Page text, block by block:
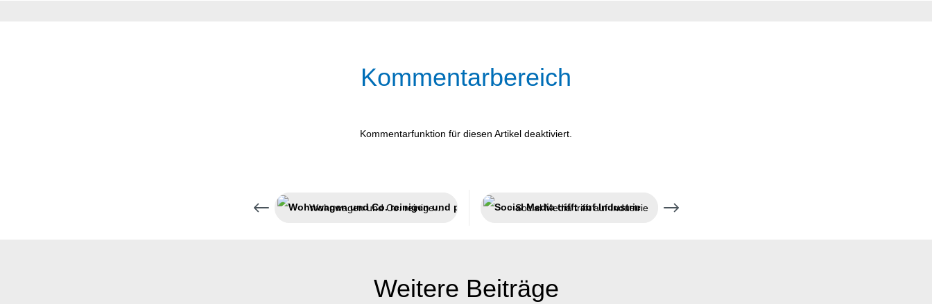
Kommentarbereich
Kommentarfunktion für diesen Artikel deaktiviert.
Wohnwagen und Co. reinigen und pflegen Social Media trifft auf Industrie
Weitere Beiträge